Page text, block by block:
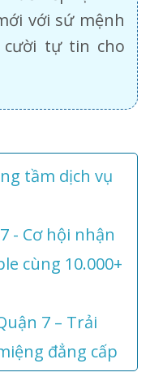
với sứ mệnh
cười tự tin cho
tầm dịch vụ
- Cơ hội nhận
cùng 10.000+
7 – Trải
đẳng cấp